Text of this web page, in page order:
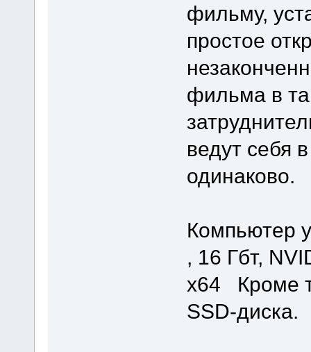
фильму,
простое
фильма в
ведут себя
одинаково.
Компьютер
, 16 Гбт,
x64 Кроме
SSD-диска.